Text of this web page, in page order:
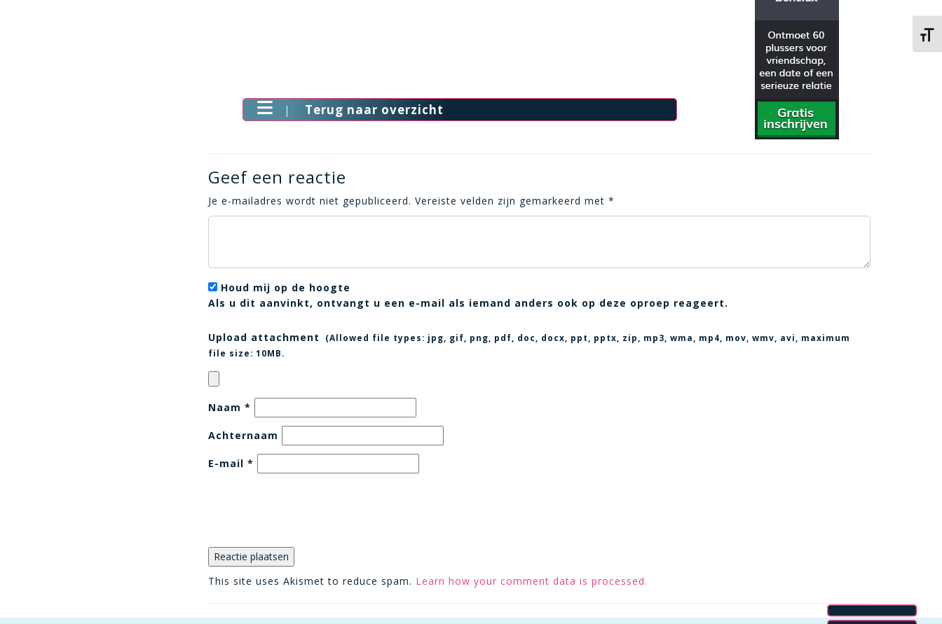
Terug naar overzicht
Geef een reactie
Je e-mailadres wordt niet gepubliceerd. Vereiste velden zijn gemarkeerd met *
Houd mij op de hoogte
Als u dit aanvinkt, ontvangt u een e-mail als iemand anders ook op deze oproep reageert.
Upload attachment (Allowed file types: jpg, gif, png, pdf, doc, docx, ppt, pptx, zip, mp3, wma, mp4, mov, wmv, avi
, maximum
file size: 10MB.
Naam *
Achternaam
E-mail *
This site uses Akismet to reduce spam. Learn how your comment data is processed.